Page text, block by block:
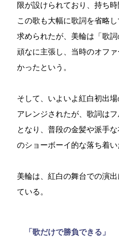
限が設けられており、持ち
この歌も大幅に歌詞を省略
求められたが、美輪は「歌
頑なに主張し、当時のオフ
かったという。
そして、いよいよ紅白初出
アレンジされたが、歌詞は
となり、普段の金髪や派手
のショーボーイ的な落ち着い
美輪は、紅白の舞台での演
ている。
「歌だけで勝負できる」